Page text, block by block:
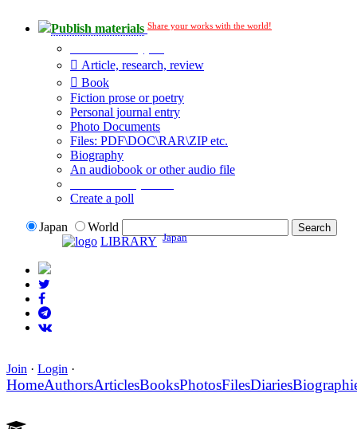
Publish materials Share your works with the world!
Article, research, review
Book
Fiction prose or poetry
Personal journal entry
Photo Documents
Files: PDF\DOC\RAR\ZIP etc.
Biography
An audiobook or other audio file
Create a poll
Japan
World
LIBRARY Japan
Join · Login ·
HomeAuthorsArticlesBooksPhotosFilesDiaries